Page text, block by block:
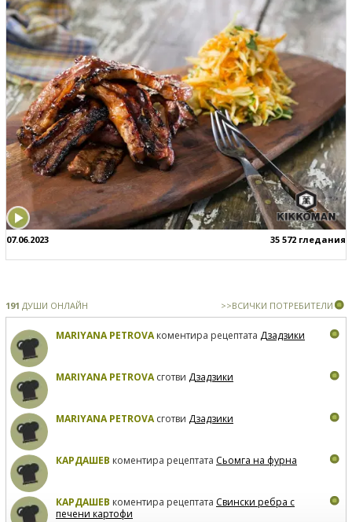
07.06.2023 35 572 гледания
191 ДУШИ ОНЛАЙН >>ВСИЧКИ ПОТРЕБИТЕЛИ
MARIYANA PETROVAкоментира рецептата Дзадзики
MARIYANA PETROVAсготви Дзадзики
MARIYANA PETROVAсготви Дзадзики
КАРДАШЕВ коментира рецептата Сьомга на фурна
КАРДАШЕВ коментира рецептата Свински ребра с
печени картофи